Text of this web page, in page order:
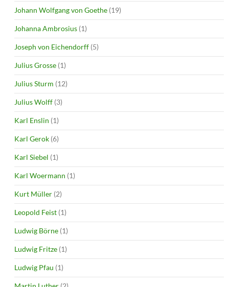
Johann Wolfgang von Goethe (19)
Johanna Ambrosius (1)
Joseph von Eichendorff (5)
Julius Grosse (1)
Julius Sturm (12)
Julius Wolff (3)
Karl Enslin (1)
Karl Gerok (6)
Karl Siebel (1)
Karl Woermann (1)
Kurt Müller (2)
Leopold Feist (1)
Ludwig Börne (1)
Ludwig Fritze (1)
Ludwig Pfau (1)